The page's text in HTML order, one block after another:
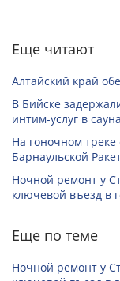
Еще читают
Алтайский край
В Бийске
интим-услуг в
На гоночном треке
Барнаульской
Ночной ремонт у
ключевой въезд в
Еще по теме
Ночной ремонт у